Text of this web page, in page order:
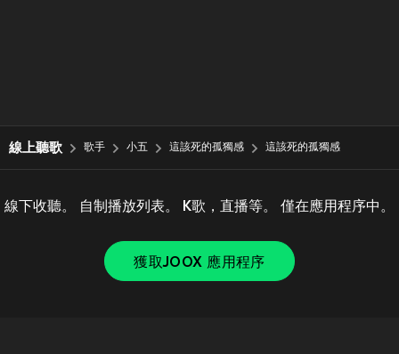
線上聽歌 歌手 小五 這該死的孤獨感 這該死的孤獨感
線下收聽。 自制播放列表。 K歌，直播等。 僅在應用程序中。
獲取JOOX 應用程序